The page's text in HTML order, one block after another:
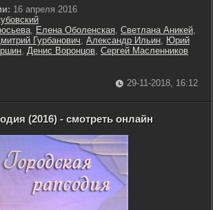
16 апреля 2016
, Елена Оболенская, Светлана Аникей,
Гурбанович, Александр Ильин, Юрий
, Денис Воронцов, Сергей Масленников
29-11-2018, 16:12
(2016) - смотреть онлайн